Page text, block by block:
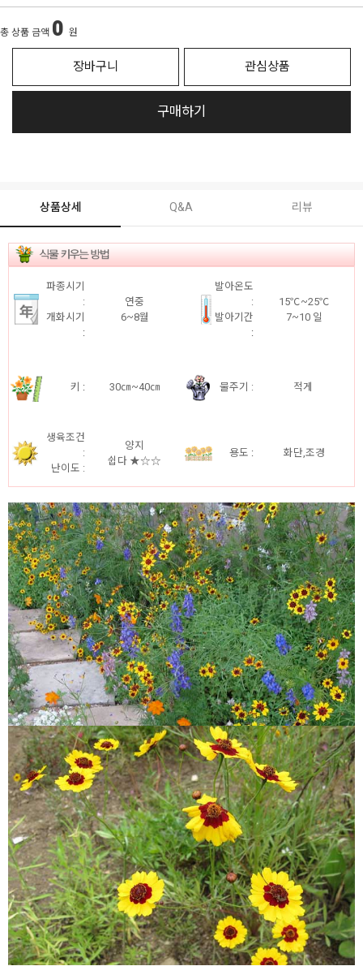
총 상품 금액 0 원
장바구니 관심상품
구매하기
상품상세 Q&A 리뷰
파종시기
:
개화시기
:
연중
6~8월
발아온도
:
발아기간
:
15℃~25℃
7~10 일
키 : 30㎝~40㎝ 물주기 : 적게
생육조건
:
난이도 :
양지
쉽다 ★☆☆
용도 : 화단,조경